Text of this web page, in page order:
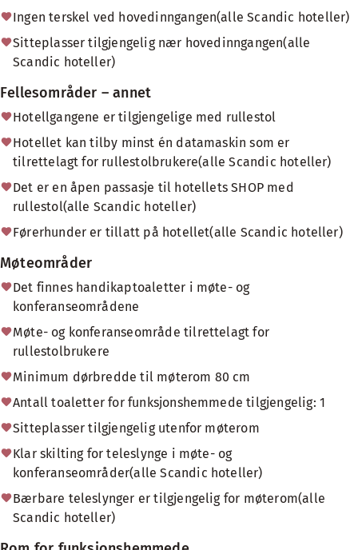
Ingen terskel ved hovedinngangen(alle Scandic hoteller)
Sitteplasser tilgjengelig nær hovedinngangen(alle
Scandic hoteller)
Fellesområder – annet
Hotellgangene er tilgjengelige med rullestol
Hotellet kan tilby minst én datamaskin som er
tilrettelagt for rullestolbrukere(alle Scandic hoteller)
Det er en åpen passasje til hotellets SHOP med
rullestol(alle Scandic hoteller)
Førerhunder er tillatt på hotellet(alle Scandic hoteller)
Møteområder
Det finnes handikaptoaletter i møte- og
konferanseområdene
Møte- og konferanseområde tilrettelagt for
rullestolbrukere
Minimum dørbredde til møterom 80 cm
Antall toaletter for funksjonshemmede tilgjengelig: 1
Sitteplasser tilgjengelig utenfor møterom
Klar skilting for teleslynge i møte- og
konferanseområder(alle Scandic hoteller)
Bærbare teleslynger er tilgjengelig for møterom(alle
Scandic hoteller)